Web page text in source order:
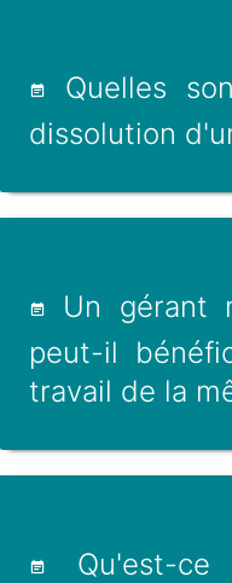
Quelles
dissolution
Un gérant
peut-il
travail de la
Qu'est-